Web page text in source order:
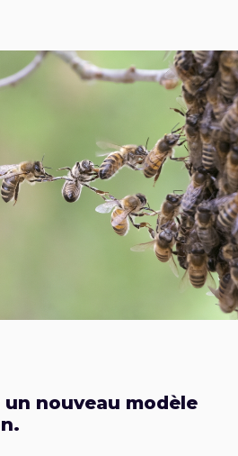
nouveau modèle